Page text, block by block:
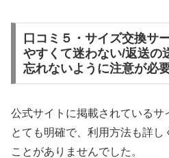
口コミ５・サイズ交換サ
やすくて迷わない/返送の
忘れないように注意が必
公式サイトに掲載されているサ
とても明確で、利用方法も詳し
ことがありませんでした。